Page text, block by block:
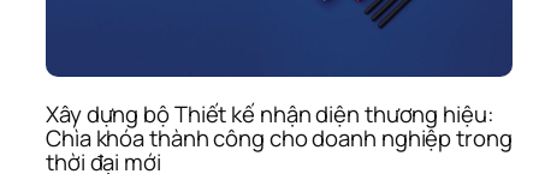
Xây dựng bộ Thiết kế nhận diện thương hiệu:
Chìa khóa thành công cho doanh nghiệp trong
thời đại mới